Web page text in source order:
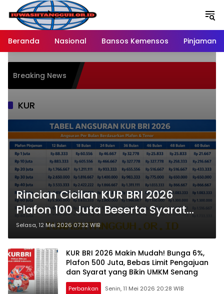
Langsung
konten
Beranda
Nasional Bansos Kemensos Pinjaman
Breaking News
KUR
Rincian Cicilan KUR BRI 2026
Plafon 100 Juta Beserta Syarat
Pengajuan Secara Mandiri
Selasa, 12 Mei 2026 07:32 WIB
KUR BRI 2026 Makin Mudah! Bunga 6%,
Plafon 500 Juta, Bebas Limit Pengajuan
dan Syarat yang Bikin UMKM Senang
Perbankan Senin, 11 Mei 2026 20:28 WIB